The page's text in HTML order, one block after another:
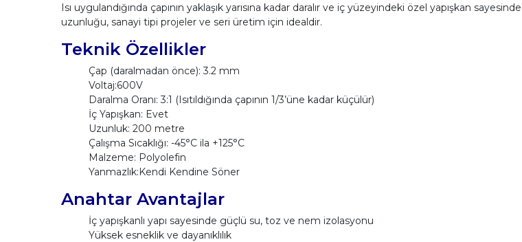
Isı uygulandığında çapının yaklaşık yarısına kadar daralır ve iç yüzeyindeki özel yapışkan
uzunluğu, sanayi tipi projeler ve seri üretim için idealdir.
Teknik Özellikler
Çap (daralmadan önce): 3.2 mm
Voltaj:600V
Daralma Oranı: 3:1 (Isıtıldığında çapının 1/3’üne kadar küçülür)
İç Yapışkan: Evet
Uzunluk: 200 metre
Çalışma Sıcaklığı: -45°C ila +125°C
Malzeme: Polyolefin
Yanmazlık:Kendi Kendine Söner
Anahtar Avantajlar
İç yapışkanlı yapı sayesinde güçlü su, toz ve nem izolasyonu
Yüksek esneklik ve dayanıklılık